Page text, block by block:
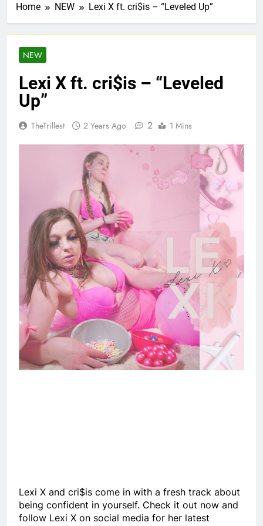
Home NEW Lexi X ft. cri$is – “Leveled Up”
NEW
Lexi X ft. cri$is – “Leveled
Up”
TheTrillest 2 Years Ago 2 1 Mins
Lexi X and cri$is come in with a fresh track about
being confident in yourself. Check it out now and
follow Lexi X on social media for her latest